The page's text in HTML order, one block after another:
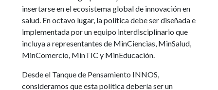
insertarse en el ecosistema global de innovación en
salud. En octavo lugar, la política debe ser diseñada e
implementada por un equipo interdisciplinario que
incluya a representantes de MinCiencias, MinSalud,
MinComercio, MinTIC y MinEducación.
Desde el Tanque de Pensamiento INNOS,
consideramos que esta política debería ser un